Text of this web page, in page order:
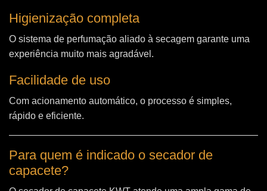
Higienização completa
O sistema de perfumação aliado à secagem garante uma
experiência muito mais agradável.
Facilidade de uso
Com acionamento automático, o processo é simples,
rápido e eficiente.
Para quem é indicado o secador de
capacete?